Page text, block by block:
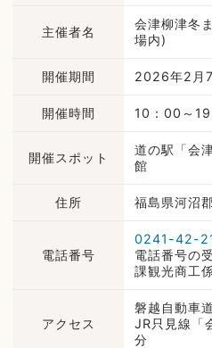
主催者名
会津柳津冬
場内)
開催期間 2026年2月
開催時間 10：00～
開催スポット
道の駅「会
館
住所 福島県河沼
電話番号
0241-42-
電話番号の
課観光商工
アクセス
磐越自動車
JR只見線「
分